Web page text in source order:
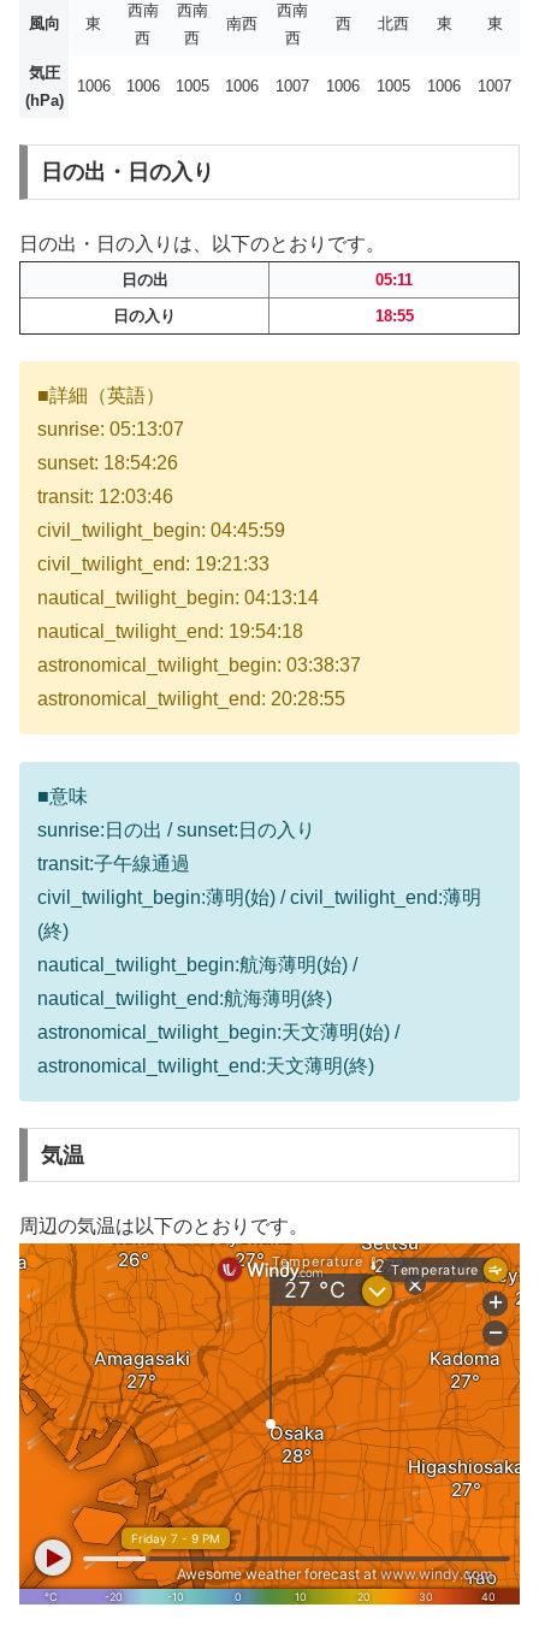
風向 東
西南
西
西南
西
南西
西南
西
西 北西 東 東
気圧
(hPa)
1006 1006 1005 1006 1007 1006 1005 1006 1007
日の出・日の入り
日の出・日の入りは、以下のとおりです。
日の出
05:11
日の入り
18:55
■詳細（英語）
sunrise: 05:13:07
sunset: 18:54:26
transit: 12:03:46
civil_twilight_begin: 04:45:59
civil_twilight_end: 19:21:33
nautical_twilight_begin: 04:13:14
nautical_twilight_end: 19:54:18
astronomical_twilight_begin: 03:38:37
astronomical_twilight_end: 20:28:55
■意味
sunrise:日の出 / sunset:日の入り
transit:子午線通過
civil_twilight_begin:薄明(始) / civil_twilight_end:薄明
(終)
nautical_twilight_begin:航海薄明(始) /
nautical_twilight_end:航海薄明(終)
astronomical_twilight_begin:天文薄明(始) /
astronomical_twilight_end:天文薄明(終)
気温
周辺の気温は以下のとおりです。